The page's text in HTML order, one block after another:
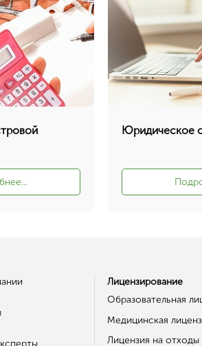
Юридическое
Лицензирование
Образовательная
Медицинская
Лицензия на отходы